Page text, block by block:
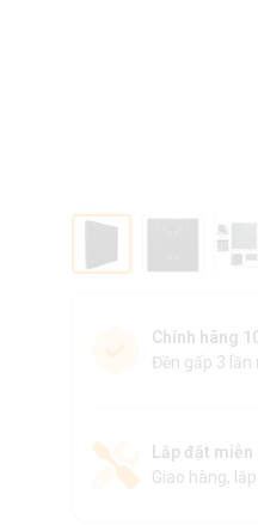
Chính hãng
Đền gấp 3 lần
Lắp đặt miễn
Giao hàng,